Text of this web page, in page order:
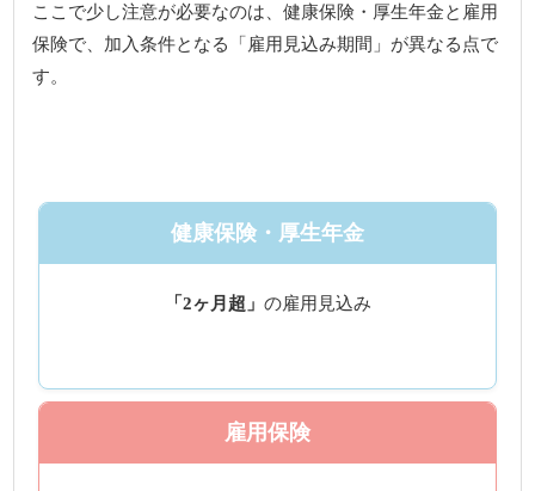
ここで少し注意が必要なのは、健康保険・厚生年金と雇用
保険で、加入条件となる「雇用見込み期間」が異なる点で
す。
健康保険・厚生年金
「2ヶ月超」 の雇用見込み
雇用保険